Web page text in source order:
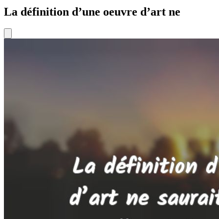
La définition d’une oeuvre d’art ne